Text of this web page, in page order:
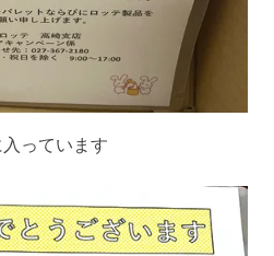
っています